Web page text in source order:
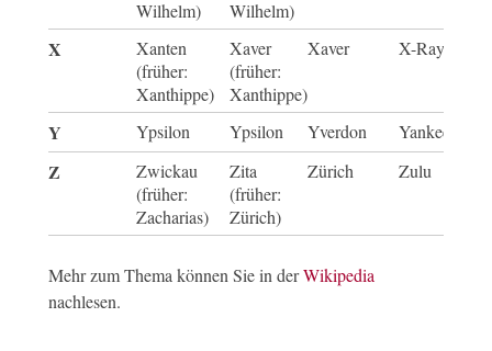
Wilhelm)
Wilhelm)
X
Xanten
(früher:
Xanthippe)
Xaver
(früher:
Xanthippe)
Xaver X-Ray
Y Ypsilon Ypsilon Yverdon Yankee
Z
Zwickau
(früher:
Zacharias)
Zita
(früher:
Zürich)
Zürich Zulu
Mehr zum Thema können Sie in derWikipedia
nachlesen.